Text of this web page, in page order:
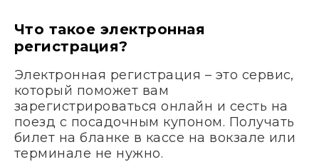
Что такое электронная
регистрация?
Электронная регистрация – это сервис,
который поможет вам
зарегистрироваться онлайн и сесть на
поезд с посадочным купоном. Получать
билет на бланке в кассе на вокзале или
терминале не нужно.